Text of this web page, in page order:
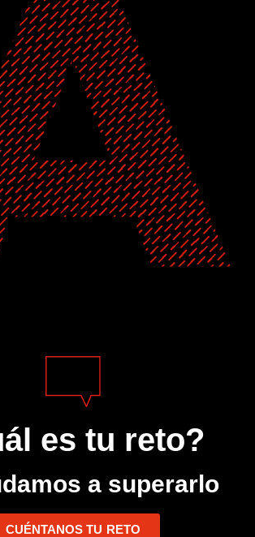
es tu reto?
a superarlo
CUÉNTANOS TU RETO